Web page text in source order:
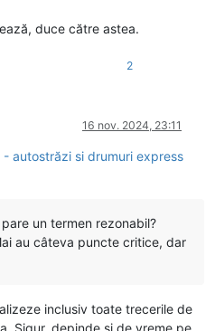
duce către astea.
2
16 nov. 2024, 23:11
- autostrăzi si drumuri express
un termen rezonabil?
au câteva puncte critice, dar
inclusiv toate trecerile de